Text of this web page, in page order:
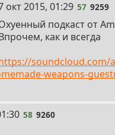
окт 2015, 01:29 57 9259
подкаст от
как и всегда
soundcloud.com/
weapons-
58 9260